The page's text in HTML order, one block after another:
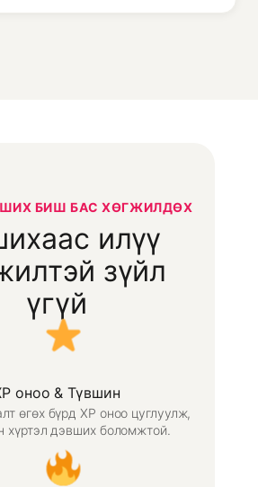
БИШ БАС ХӨГЖИЛДӨХ
илүү
зүйл
үгүй
оноо & Түвшин
өгөх бүрд XP оноо цуглуулж,
хүртэл дэвших боломжтой.